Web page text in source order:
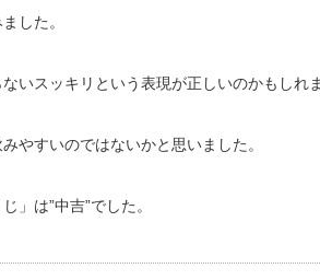
した。
いスッキリという表現が正しいのかもしれ
やすいのではないかと思いました。
じ」は”中吉”でした。